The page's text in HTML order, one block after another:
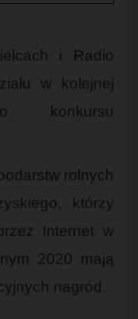
i Radio
w kolejnej
konkursu
rolnych
którzy
Internet w
2020 mają
nagród.